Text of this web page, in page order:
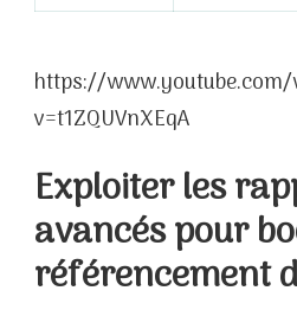
https://
v=t1ZQUVnXEqA
Exploiter les
avancés pour
référencement